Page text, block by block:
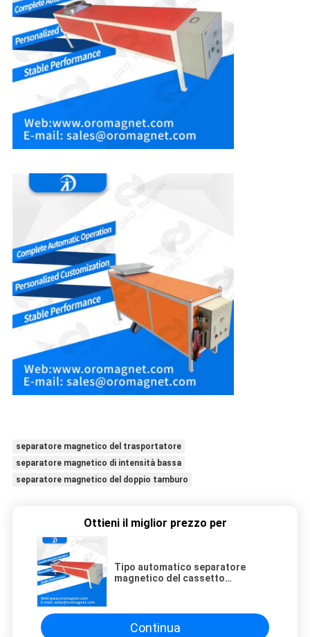
separatore magnetico del trasportatore
separatore magnetico di intensità bassa
separatore magnetico del doppio tamburo
Ottieni il miglior prezzo per
Tipo automatico separatore
magnetico del cassetto
Continua